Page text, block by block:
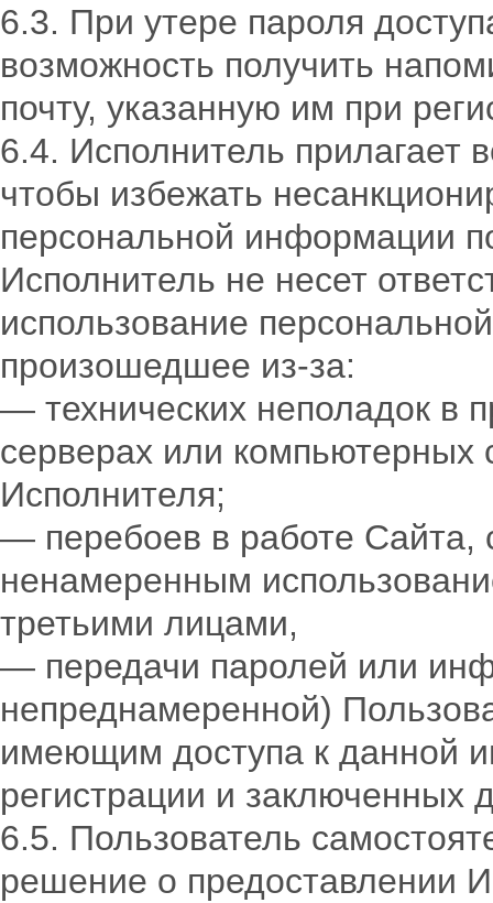
6.3. При утере пароля
возможность получить
почту, указанную им при
6.4. Исполнитель прилагает
чтобы избежать
персональной информации
Исполнитель не несет
использование
произошедшее из-за:
— технических неполадок в
серверах или компьютерных
Исполнителя;
— перебоев в работе
ненамеренным
третьими лицами,
— передачи паролей или
непреднамеренной)
имеющим доступа к данной
регистрации и заключенных
6.5. Пользователь
решение о предоставлении